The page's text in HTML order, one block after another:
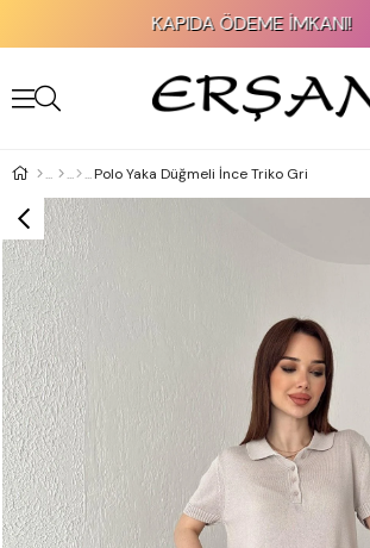
KAPIDA ÖDEME İMKANI!
Polo Yaka Düğmeli İnce Triko Gri